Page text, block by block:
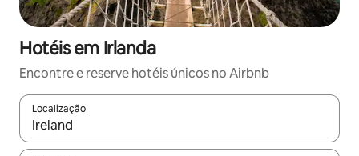
Hotéis em Irlanda
Encontre e reserve hotéis únicos no Airbnb
Localização
Quando os resultados estiverem disponíveis, explore-os